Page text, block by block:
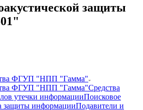
защиты
ФГУП "НПП "Гамма"
ФГУП "НПП "Гамма"Средства
утечки информацииПоисковое
защиты информацииПодавители и